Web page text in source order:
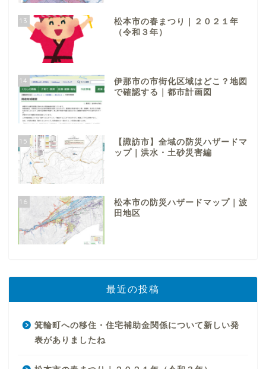
13
松本市の春まつり｜２０２１年
（令和３年）
14
伊那市の市街化区域はどこ？地図
で確認する｜都市計画図
15
【諏訪市】全域の防災ハザードマ
ップ｜洪水・土砂災害編
16
松本市の防災ハザードマップ｜波
田地区
最近の投稿
箕輪町への移住・住宅補助金関係について新しい発
表がありましたね